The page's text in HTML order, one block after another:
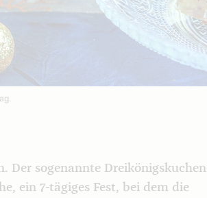
Der sogenannte Dreikönigskuchen
ein 7-tägiges Fest, bei dem die